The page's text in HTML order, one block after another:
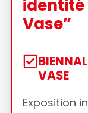
identité
Vase”
VASE
Exposition